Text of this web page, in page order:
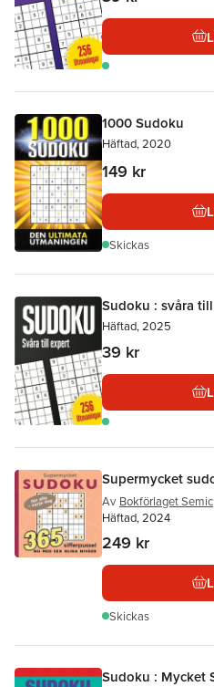
1000 Sudoku
Häftad, 2020
149 kr
Skickas
Sudoku : svåra
Häftad, 2025
39 kr
Supermycket
Av Bokförlaget Semic
Häftad, 2024
249 kr
Skickas
Sudoku : Mycket